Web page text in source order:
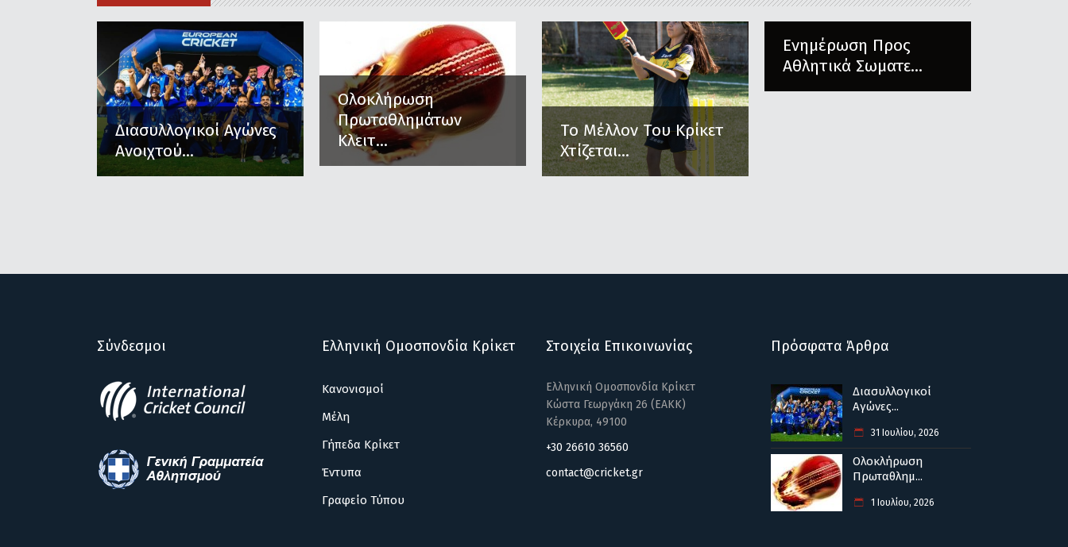
Διασυλλογικοί Αγώνες
Ανοιχτού...
Ολοκλήρωση
Πρωταθλημάτων
Κλειτ...
Το Μέλλον Του Κρίκετ
Χτίζεται...
Ενημέρωση Προς
Αθλητικά Σωματε...
Σύνδεσμοι Ελληνική Ομοσπονδία Κρίκετ
Κανονισμοί
Μέλη
Γήπεδα Κρίκετ
Έντυπα
Γραφείο Τύπου
Στοιχεία Επικοινωνίας
Ελληνική Ομοσπονδία Κρίκετ
Κώστα Γεωργάκη 26 (ΕΑΚΚ)
Κέρκυρα, 49100
+30 26610 36560
contact@cricket.gr
Πρόσφατα Άρθρα
Διασυλλογικοί
Αγώνες...
31 Ιουλίου, 2026
Ολοκλήρωση
Πρωταθλημ...
1 Ιουλίου, 2026